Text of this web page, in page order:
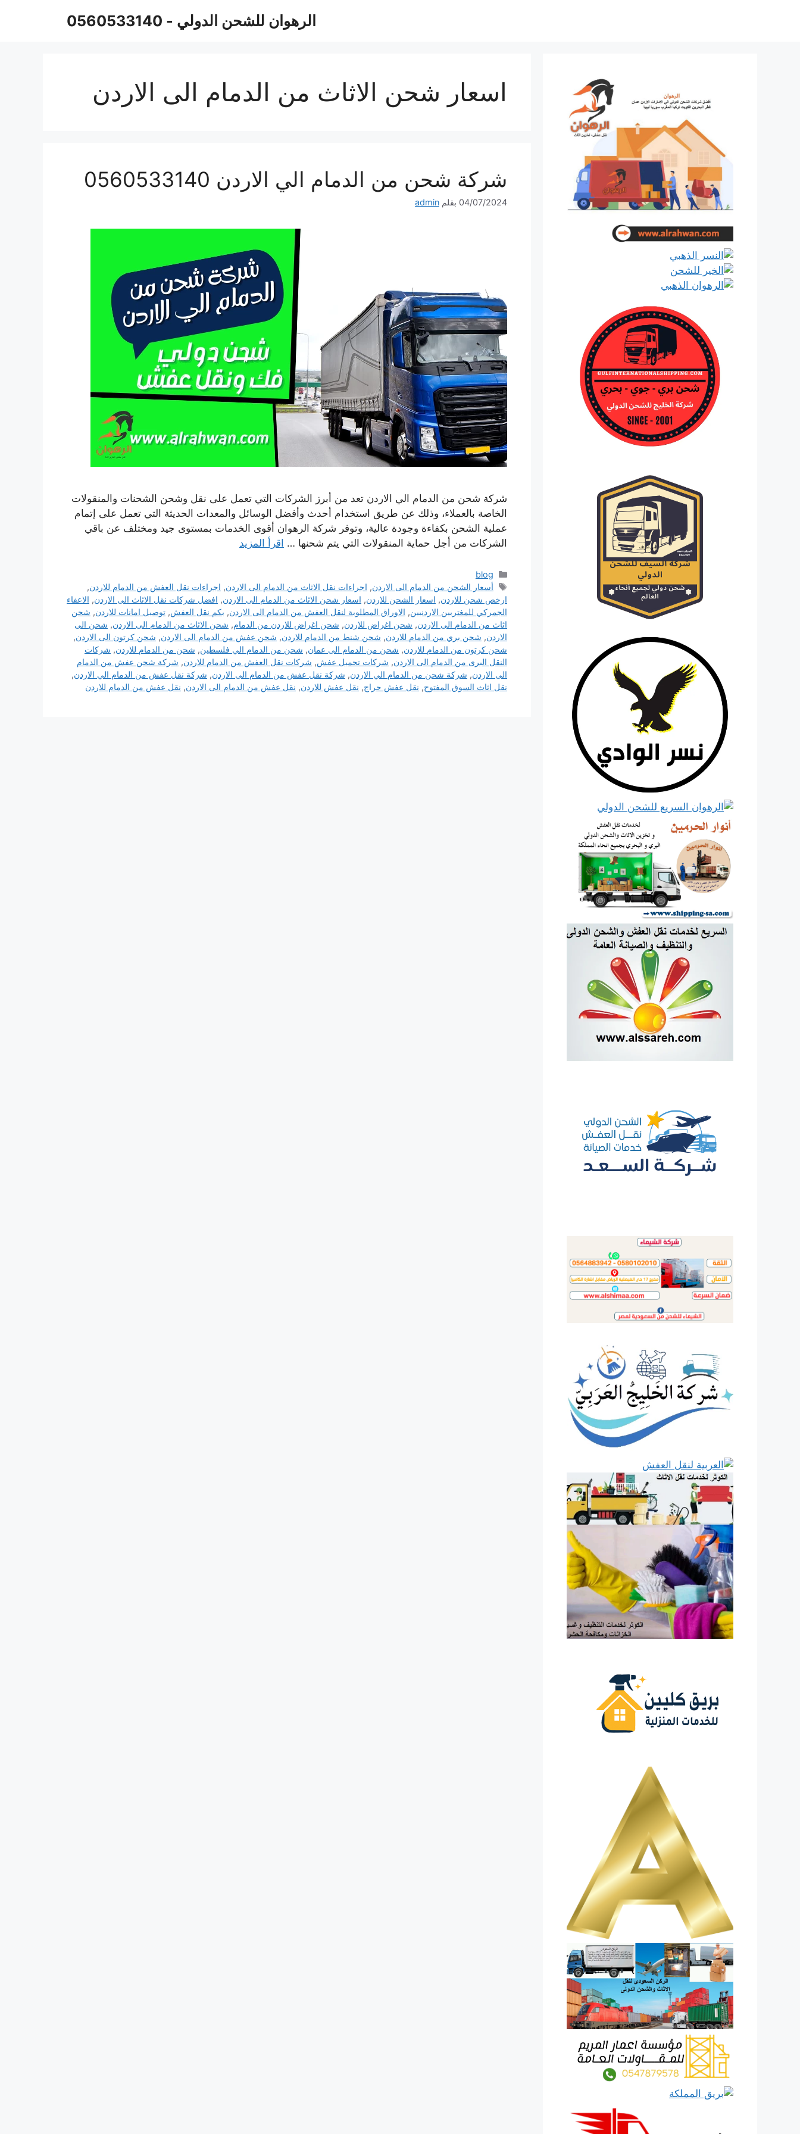
الرهوان للشحن الدولي - 0560533140
اسعار شحن الاثاث من الدمام الى الاردن
شركة شحن من الدمام الي الاردن 0560533140
04/07/2024 بقلم admin
شركة شحن من الدمام الي الاردن تعد من أبرز الشركات التي تعمل على نقل وشحن الشحنات والمنقولات
الخاصة بالعملاء، وذلك عن طريق استخدام أحدث وأفضل الوسائل والمعدات الحديثة التي تعمل على إتمام
عملية الشحن بكفاءة وجودة عالية، وتوفر شركة الرهوان أقوى الخدمات بمستوى جيد ومختلف عن باقي
الشركات من أجل حماية المنقولات التي يتم شحنها … اقرأ المزيد
التصنيفات
blog
الوسوم
أسعار الشحن من الدمام الى الاردن, اجراءات نقل الاثاث من الدمام الى الاردن, اجراءات نقل العفش من الدمام للاردن,
ارخص شحن للاردن, اسعار الشحن للاردن, اسعار شحن الاثاث من الدمام الى الاردن, افضل شركات نقل الاثاث الى الاردن, الاعفاء
الجمركي للمغتربين الاردنيين, الاوراق المطلوبة لنقل العفش من الدمام الى الاردن, بكم نقل العفش, توصيل امانات للاردن, شحن
اثاث من الدمام الى الاردن, شحن اغراض للاردن, شحن اغراض للاردن من الدمام, شحن الاثاث من الدمام الى الاردن, شحن الى
الاردن, شحن بري من الدمام للاردن, شحن شنط من الدمام للاردن, شحن عفش من الدمام الى الاردن, شحن كرتون الى الاردن,
شحن كرتون من الدمام للاردن, شحن من الدمام الى عمان, شحن من الدمام الي فلسطين, شحن من الدمام للاردن, شركات
النقل البرى من الدمام الى الاردن, شركات تحميل عفش, شركات نقل العفش من الدمام للاردن, شركة شحن عفش من الدمام
الى الاردن, شركة شحن من الدمام الي الاردن, شركة نقل عفش من الدمام الى الاردن, شركة نقل عفش من الدمام الي الاردن,
نقل اثاث السوق المفتوح, نقل عفش حراج, نقل عفش للاردن, نقل عفش من الدمام الى الاردن, نقل عفش من الدمام للاردن